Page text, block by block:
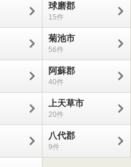
球磨郡
15
菊池市
56
阿蘇郡
40
上天草市
20
八代郡
9